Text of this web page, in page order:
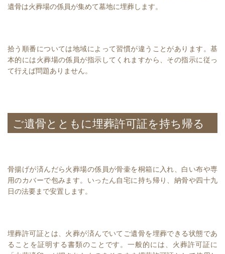
遺骨は火葬場の係員が集めて墓地に埋葬します。
拾う順番については地域によって習慣が違うことがあります。基
本的には火葬場の係員が指示してくれますから、その指示に従っ
て行えば問題ありません。
ご遺骨とともに埋葬許可証を持ち帰る
骨揚げが済んだら火葬場の係員が骨壷を桐箱に入れ、白い布や専
用のカバーで包みます。いったん自宅に持ち帰り、納骨や四十九
日の法要まで安置します。
埋葬許可証とは、火葬が済んでいてご遺骨を埋葬できる状態であ
ることを証明する書類のことです。一般的には、火葬許可証に